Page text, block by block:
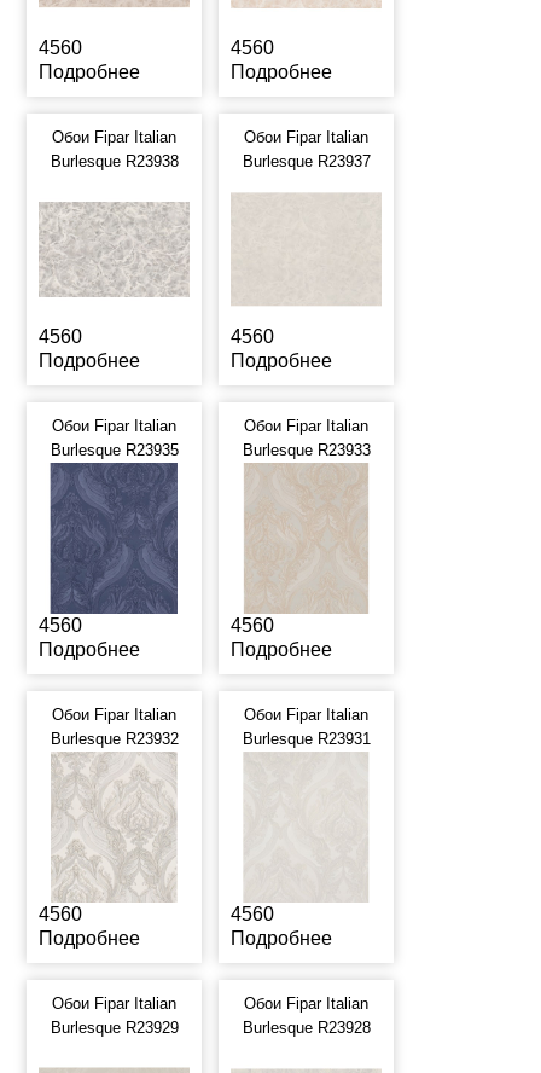
4560
Подробнее
4560
Подробнее
Обои Fipar Italian
Burlesque R23938
4560
Подробнее
Обои Fipar Italian
Burlesque R23937
4560
Подробнее
Обои Fipar Italian
Burlesque R23935
4560
Подробнее
Обои Fipar Italian
Burlesque R23933
4560
Подробнее
Обои Fipar Italian
Burlesque R23932
4560
Подробнее
Обои Fipar Italian
Burlesque R23931
4560
Подробнее
Обои Fipar Italian
Burlesque R23929
Обои Fipar Italian
Burlesque R23928